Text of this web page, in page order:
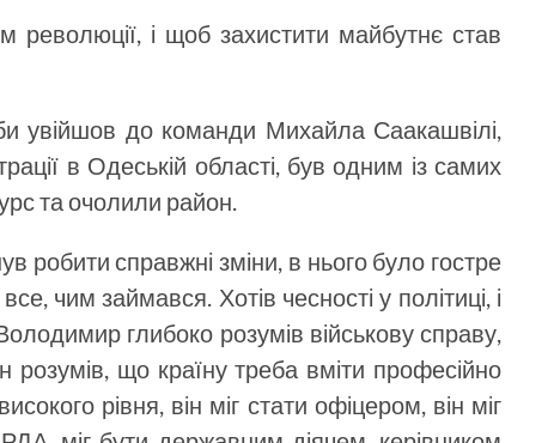
революції, і щоб захистити майбутнє став
увійшов до команди Михайла Саакашвілі,
в Одеській області, був одним із самих
та очолили район.
робити справжні зміни, в нього було гостре
чим займався. Хотів чесності у політиці, і
глибоко розумів військову справу,
розумів, що країну треба вміти професійно
рівня, він міг стати офіцером, він міг